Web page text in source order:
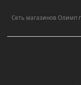
Сеть магазинов Олимп